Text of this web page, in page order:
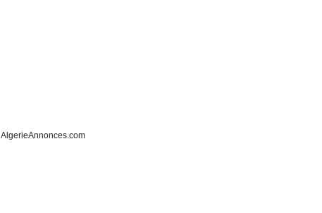
AlgerieAnnonces.com